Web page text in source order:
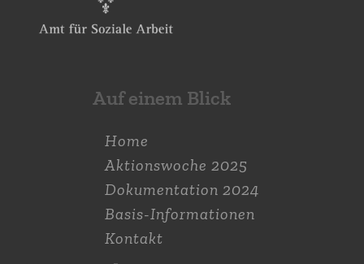
Auf einem Blick
Home
Aktions­woche 2025
Dokumen­tation 2024
Basis-Informationen
Kontakt